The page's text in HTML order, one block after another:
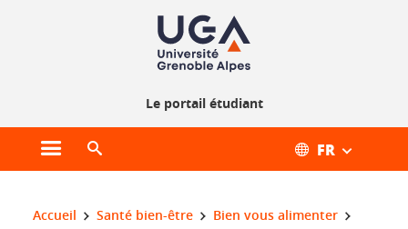
Le portail étudiant
Ouvrir le menu principal FR
Vous êtes ici :
Accueil Santé bien-être
Bien vous alimenter